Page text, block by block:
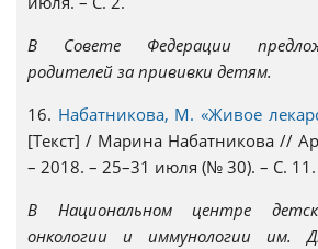
В Совете Федерации
родителей за прививки детям.
16. Набатникова, М. «Живое
[Текст] / Марина Набатникова //
– 2018. – 25–31 июля (№ 30). – С. 11.
В Национальном центре
онкологии и иммунологии им.